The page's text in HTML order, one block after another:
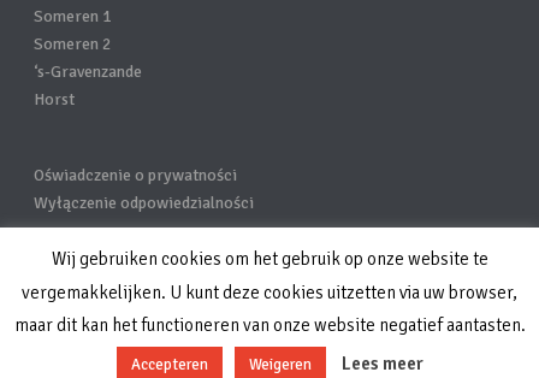
Someren 1
Someren 2
‘s-Gravenzande
Horst
Oświadczenie o prywatności
Wyłączenie odpowiedzialności
Wij gebruiken cookies om het gebruik op onze website te
vergemakkelijken. U kunt deze cookies uitzetten via uw browser,
maar dit kan het functioneren van onze website negatief aantasten.
Accepteren Weigeren Lees meer